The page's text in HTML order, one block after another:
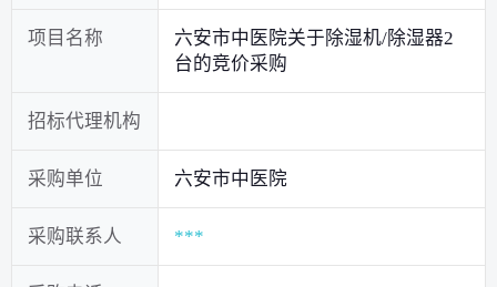
项目名称
六安市中医院关于除湿机/除湿器2
台的竞价采购
招标代理机构
采购单位 六安市中医院
采购联系人 ***